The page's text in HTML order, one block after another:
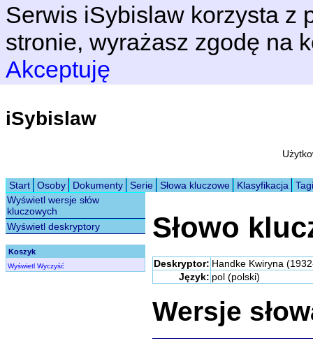
Serwis iSybislaw korzysta z
stronie, wyrażasz zgodę na
Akceptuję
iSybislaw
Start Osoby Dokumenty Serie Słowa kluczowe Klasyfikacja
Tagi
Wyświetl wersje słów
kluczowych
Wyświetl deskryptory
Koszyk
Wyświetl Wyczyść
Słowo
Deskryptor: Handke Kwiryna
Język: pol (polski)
Wersje